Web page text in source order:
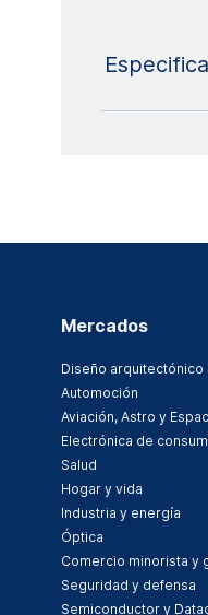
Mercados
Diseño arquitectónico
Automoción
Aviación, Astro y
Electrónica de
Salud
Hogar y vida
Industria y energía
Óptica
Comercio minorista y
Seguridad y defensa
Semiconductor y